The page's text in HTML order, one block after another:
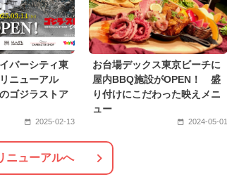
ポケモン ディズニー
5月のイベント 2024年8月のイベント
年3月のイベント 夏休み（涼しい）
ト
バーシティ東
ニューアル
ゴジラストア
2025-02-13
お台場デックス東京ビーチに
屋内BBQ施設がOPEN！ 盛
り付けにこだわった映えメニ
ュー
2024-05-01
ニューアルへ